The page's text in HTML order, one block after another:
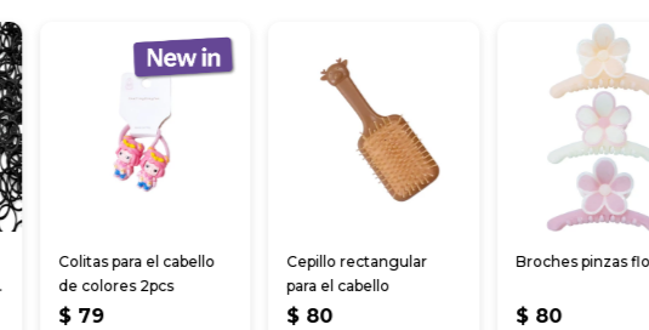
Colitas para el cabello
de colores 2pcs
$ 79
Cepillo rectangular
para el cabello
$ 80
Broches pinzas
$ 80